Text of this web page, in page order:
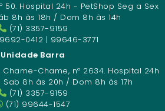
50. Hospital 24h - PetShop Seg a Sex
8h às 18h / Dom 8h às 14h
(71) 3357-9159
0412 | 99646-3771
Unidade Barra
Chame, nº 2634. Hospital 24h
8h às 20h / Dom 8h às 17h
(71) 3357-9159
(71) 99644-1547